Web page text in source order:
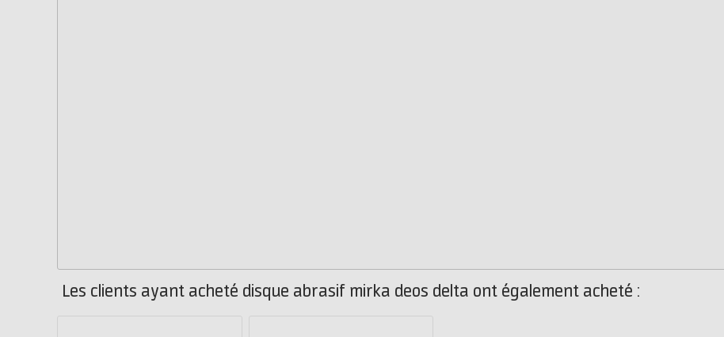
Les clients ayant acheté disque abrasif mirka deos delta ont également acheté :